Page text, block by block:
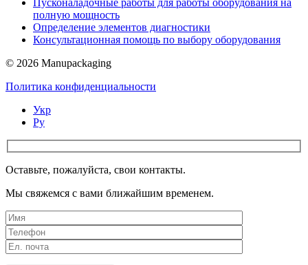
полную мощность
Определение элементов диагностики
Консультационная помощь по выбору оборудования
© 2026 Manupackaging
Политика конфиденциальности
Укр
Ру
Оставьте, пожалуйста, свои контакты.
Мы свяжемся с вами ближайшим временем.